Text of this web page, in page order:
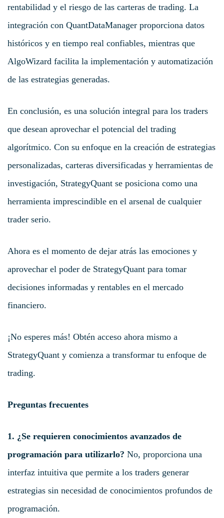
rentabilidad y el riesgo de las carteras de trading. La
integración con QuantDataManager proporciona datos
históricos y en tiempo real confiables, mientras que
AlgoWizard facilita la implementación y automatización
de las estrategias generadas.
En conclusión, es una solución integral para los traders
que desean aprovechar el potencial del trading
algorítmico. Con su enfoque en la creación de estrategias
personalizadas, carteras diversificadas y herramientas de
investigación, StrategyQuant se posiciona como una
herramienta imprescindible en el arsenal de cualquier
trader serio.
Ahora es el momento de dejar atrás las emociones y
aprovechar el poder de StrategyQuant para tomar
decisiones informadas y rentables en el mercado
financiero.
¡No esperes más! Obtén acceso ahora mismo a
StrategyQuant y comienza a transformar tu enfoque de
trading.
Preguntas frecuentes
1. ¿Se requieren conocimientos avanzados de
programación para utilizarlo? No, proporciona una
interfaz intuitiva que permite a los traders generar
estrategias sin necesidad de conocimientos profundos de
programación.